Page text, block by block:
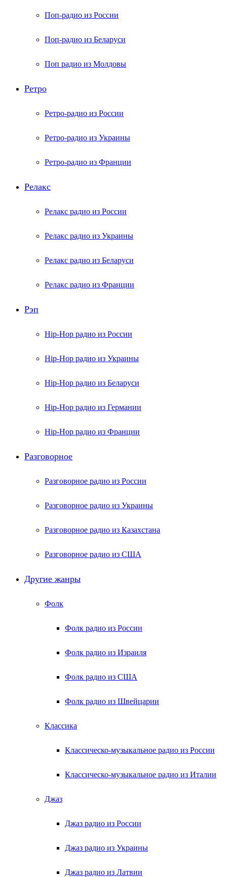
Поп-радио из России
Поп-радио из Беларуси
Поп радио из Молдовы
Ретро
Ретро-радио из России
Ретро-радио из Украины
Ретро-радио из Франции
Релакс
Релакс радио из России
Релакс радио из Украины
Релакс радио из Беларуси
Релакс радио из Франции
Рэп
Hip-Hop радио из России
Hip-Hop радио из Украины
Hip-Hop радио из Беларуси
Hip-Hop радио из Германии
Hip-Hop радио из Франции
Разговорное
Разговорное радио из России
Разговорное радио из Украины
Разговорное радио из Казахстана
Разговорное радио из США
Другие жанры
Фолк
Фолк радио из России
Фолк радио из Израиля
Фолк радио из США
Фолк радио из Швейцарии
Классика
Классическо-музыкальное радио из России
Классическо-музыкальное радио из Италии
Джаз
Джаз радио из России
Джаз радио из Украины
Джаз радио из Латвии